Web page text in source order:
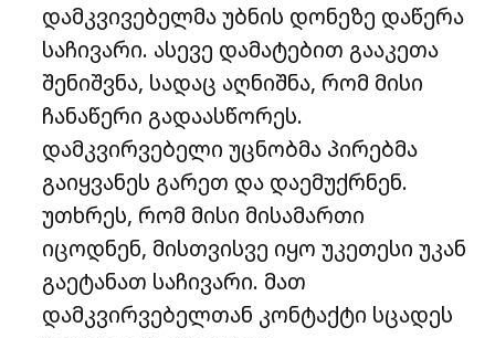
დამკვივებელმა უბნის დონეზე დაწერა
საჩივარი. ასევე დამატებით გააკეთა
შენიშვნა, სადაც აღნიშნა, რომ მისი
ჩანაწერი გადაასწორეს.
დამკვირვებელი უცნობმა პირებმა
გაიყვანეს გარეთ და დაემუქრნენ.
უთხრეს, რომ მისი მისამართი
იცოდნენ, მისთვისვე იყო უკეთესი უკან
გაეტანათ საჩივარი. მათ
დამკვირვებელთან კონტაქტი სცადეს